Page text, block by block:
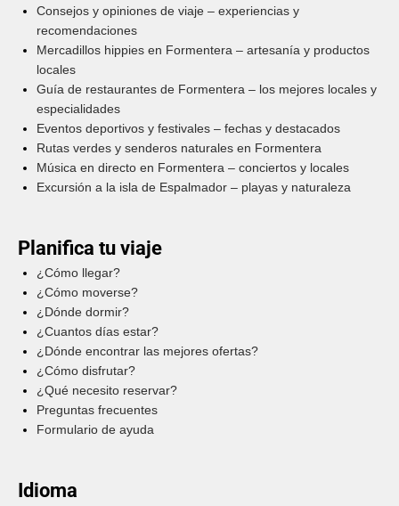
Consejos y opiniones de viaje – experiencias y
recomendaciones
Mercadillos hippies en Formentera – artesanía y productos
locales
Guía de restaurantes de Formentera – los mejores locales y
especialidades
Eventos deportivos y festivales – fechas y destacados
Rutas verdes y senderos naturales en Formentera
Música en directo en Formentera – conciertos y locales
Excursión a la isla de Espalmador – playas y naturaleza
Planifica tu viaje
¿Cómo llegar?
¿Cómo moverse?
¿Dónde dormir?
¿Cuantos días estar?
¿Dónde encontrar las mejores ofertas?
¿Cómo disfrutar?
¿Qué necesito reservar?
Preguntas frecuentes
Formulario de ayuda
Idioma